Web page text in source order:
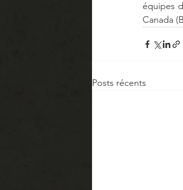
équipes
Canada
Posts récents